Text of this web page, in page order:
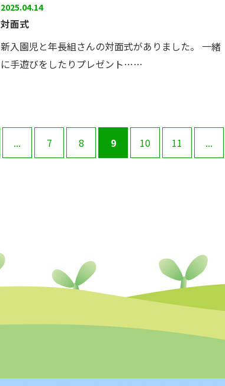
2025.04.14
対面式
新入園児と年長組さんの対面式がありました。 一緒
に手遊びをしたりプレゼント……
... 7 8 9 10 11 ...